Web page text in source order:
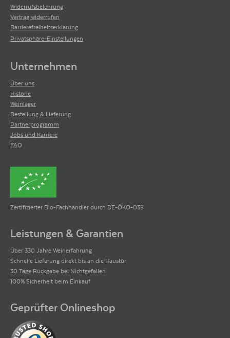
Widerrufsbelehrung
Vertrag widerrufen
Barrierefreiheitserklärung
Privatsphäre-Einstellungen
Unternehmen
Über uns
Historie
Weinlager
Bestellung & Lieferung
Partnerprogramm
Jobs und Karriere
FAQ
Zertifizierter Bio-Fachhändler durch DE-ÖKO-039
Leistungen & Garantien
Über 330 Jahre Weinerfahrung
Schnelle Lieferung direkt bis an die Haustür
30 Tage Rückgabe bei Nichtgefallen
100% Sicherheit beim Einkauf
Geprüfter Onlineshop